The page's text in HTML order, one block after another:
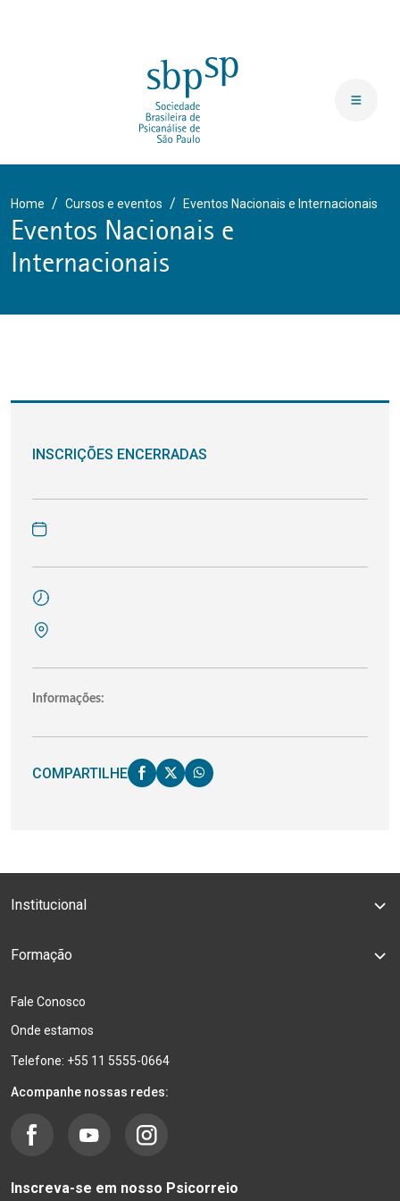
Home Cursos e eventos Eventos Nacionais e Internacionais
Eventos Nacionais e
Internacionais
INSCRIÇÕES ENCERRADAS
Informações:
COMPARTILHE
Institucional
Formação
Fale Conosco
Onde estamos
Telefone: +55 11 5555-0664
Acompanhe nossas redes:
Inscreva-se em nosso Psicorreio